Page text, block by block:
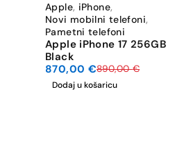
Apple, iPhone,
Novi mobilni telefoni,
Pametni telefoni
Apple iPhone 17 256GB
Black
890,00€
870,00 €
Dodaj u košaricu